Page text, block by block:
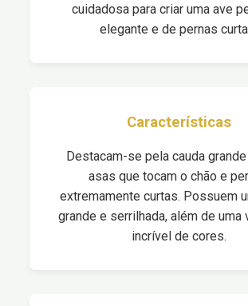
cuidadosa para criar uma ave
elegante e de pernas
Características
Destacam-se pela cauda
asas que tocam o chão e
extremamente curtas. Possuem
grande e serrilhada, além de uma
incrível de cores.